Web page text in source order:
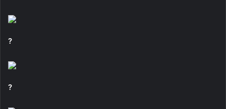
?
?